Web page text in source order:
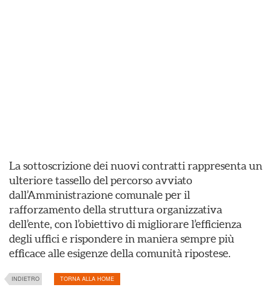
La sottoscrizione dei nuovi contratti rappresenta un
ulteriore tassello del percorso avviato
dall’Amministrazione comunale per il
rafforzamento della struttura organizzativa
dell’ente, con l’obiettivo di migliorare l’efficienza
degli uffici e rispondere in maniera sempre più
efficace alle esigenze della comunità ripostese.
INDIETRO TORNA ALLA HOME